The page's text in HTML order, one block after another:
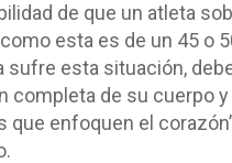
de que un atleta
esta es de un 45 o
sufre esta situación,
completa de su cuerpo
que enfoquen el